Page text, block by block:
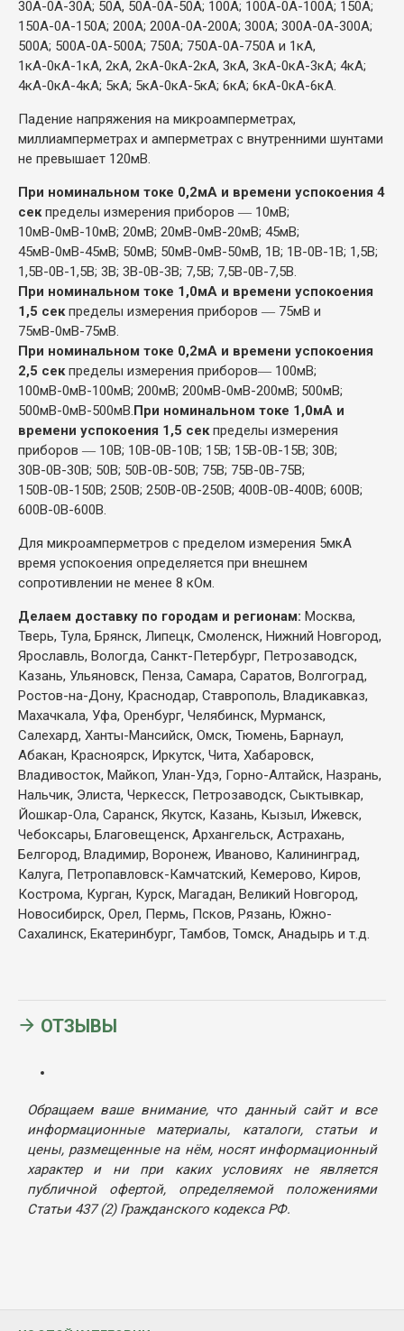
30А-0А-30А; 50А, 50А-0А-50А; 100А; 100А-0А-100А; 150А;
150А-0А-150А; 200А; 200А-0А-200А; 300А; 300А-0А-300А;
500А; 500А-0А-500А; 750А; 750А-0А-750А и 1кА,
1кА-0кА-1кА, 2кА, 2кА-0кА-2кА, 3кА, 3кА-0кА-3кА; 4кА;
4кА-0кА-4кА; 5кА; 5кА-0кА-5кА; 6кА; 6кА-0кА-6кА.
Падение напряжения на микроамперметрах,
миллиамперметрах и амперметрах с внутренними шунтами
не превышает 120мВ.
При номинальном токе 0,2мА и времени успокоения 4
секпределы измерения приборов ― 10мВ;
10мВ-0мВ-10мВ; 20мВ; 20мВ-0мВ-20мВ; 45мВ;
45мВ-0мВ-45мВ; 50мВ; 50мВ-0мВ-50мВ, 1В; 1В-0В-1В; 1,5В;
1,5В-0В-1,5В; 3В; 3В-0В-3В; 7,5В; 7,5В-0В-7,5В.
При номинальном токе 1,0мА и времени успокоения
1,5 секпределы измерения приборов ― 75мВ и
75мВ-0мВ-75мВ.
При номинальном токе 0,2мА и времени успокоения
2,5 секпределы измерения приборов― 100мВ;
100мВ-0мВ-100мВ; 200мВ; 200мВ-0мВ-200мВ; 500мВ;
500мВ-0мВ-500мВ.При номинальном токе 1,0мА и
времени успокоения 1,5 секпределы измерения
приборов ― 10В; 10В-0В-10В; 15В; 15В-0В-15В; 30В;
30В-0В-30В; 50В; 50В-0В-50В; 75В; 75В-0В-75В;
150В-0В-150В; 250В; 250В-0В-250В; 400В-0В-400В; 600В;
600В-0В-600В.
Для микроамперметров с пределом измерения 5мкА
время успокоения определяется при внешнем
сопротивлении не менее 8 кОм.
Делаем доставку по городам и регионам: Москва,
Тверь, Тула, Брянск, Липецк, Смоленск, Нижний Новгород,
Ярославль, Вологда, Санкт-Петербург, Петрозаводск,
Казань, Ульяновск, Пенза, Самара, Саратов, Волгоград,
Ростов-на-Дону, Краснодар, Ставрополь, Владикавказ,
Махачкала, Уфа, Оренбург, Челябинск, Мурманск,
Салехард, Ханты-Мансийск, Омск, Тюмень, Барнаул,
Абакан, Красноярск, Иркутск, Чита, Хабаровск,
Владивосток, Майкоп, Улан-Удэ, Горно-Алтайск, Назрань,
Нальчик, Элиста, Черкесск, Петрозаводск, Сыктывкар,
Йошкар-Ола, Саранск, Якутск, Казань, Кызыл, Ижевск,
Чебоксары, Благовещенск, Архангельск, Астрахань,
Белгород, Владимир, Воронеж, Иваново, Калининград,
Калуга, Петропавловск-Камчатский, Кемерово, Киров,
Кострома, Курган, Курск, Магадан, Великий Новгород,
Новосибирск, Орел, Пермь, Псков, Рязань, Южно-
Сахалинск, Екатеринбург, Тамбов, Томск, Анадырь и т.д.
ОТЗЫВЫ
Обращаем ваше внимание, что данный сайт и все
информационные материалы, каталоги, статьи и
цены, размещенные на нём, носят информационный
характер и ни при каких условиях не является
публичной офертой, определяемой положениями
Статьи 437 (2) Гражданского кодекса РФ.